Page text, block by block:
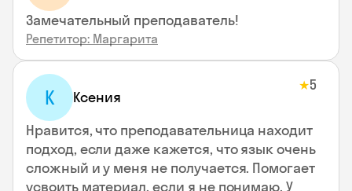
Замечательный преподаватель!
Репетитор: Маргарита
К Ксения
★5
Нравится, что преподавательница находит
подход, если даже кажется, что язык очень
сложный и у меня не получается. Помогает
усвоить материал, если я не понимаю. У